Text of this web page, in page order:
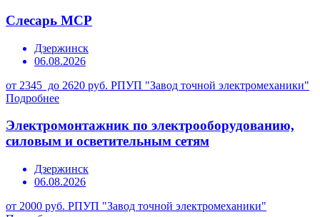
Слесарь МСР
Дзержинск
06.08.2026
от 2345 до 2620 руб. РПУП "Завод точной электромеханики"
Подробнее
Электромонтажник по электрооборудованию,
силовым и осветительным сетям
Дзержинск
06.08.2026
от 2000 руб. РПУП "Завод точной электромеханики"